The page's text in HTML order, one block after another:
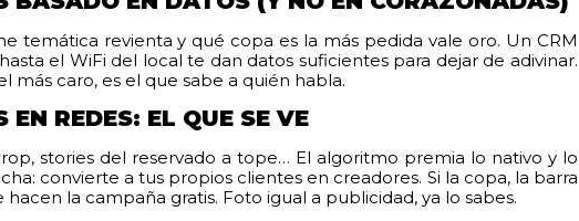
temática revienta y qué copa es la más pedida vale oro. Un CRM
el WiFi del local te dan datos suficientes para dejar de adivinar.
más caro, es el que sabe a quién habla.
REDES: EL QUE SE VE
stories del reservado a tope… El algoritmo premia lo nativo y lo
convierte a tus propios clientes en creadores. Si la copa, la barra
la campaña gratis. Foto igual a publicidad, ya lo sabes.